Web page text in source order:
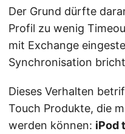
Der Grund dürfte
Profil zu wenig
mit Exchange
Synchronisation
Dieses Verhalten
Touch Produkte, die
werden können: iPod